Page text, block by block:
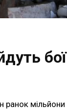
бої
ранок мільйони